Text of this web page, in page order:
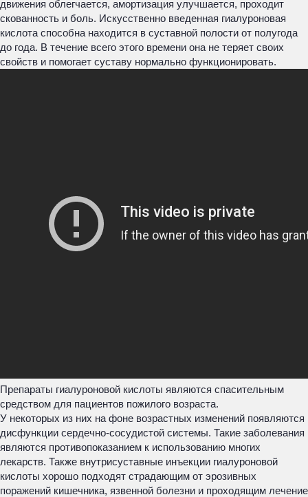
движения облегчается, амортизация улучшается, проходит
скованность и боль. Искусственно введенная гиалуроновая
кислота способна находится в суставной полости от полугода
до года. В течение всего этого времени она не теряет своих
свойств и помогает суставу нормально функционировать.
Препараты гиалуроновой кислоты являются спасительным
средством для пациентов пожилого возраста.
У некоторых из них на фоне возрастных изменений появляются
дисфункции сердечно-сосудистой системы. Такие заболевания
являются противопоказанием к использованию многих
лекарств. Также внутрисуставные инъекции гиалуроновой
кислоты хорошо подходят страдающим от эрозивных
поражений кишечника, язвенной болезни и проходящим лечение